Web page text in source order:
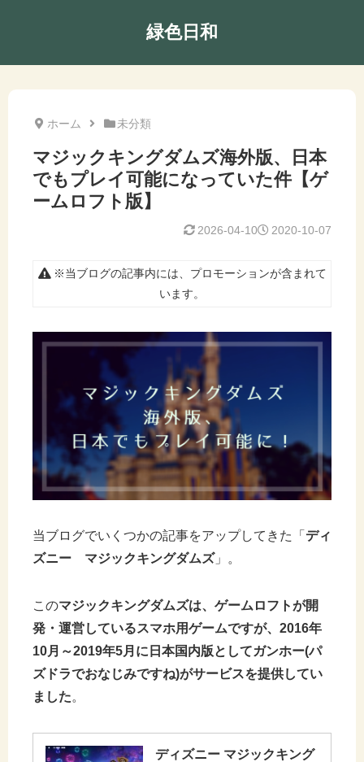
緑色日和
ホーム 未分類
マジックキングダムズ海外版、日本
でもプレイ可能になっていた件【ゲ
ームロフト版】
2020-10-07
2026-04-10
※当ブログの記事内には、プロモーションが含まれて
います。
当ブログでいくつかの記事をアップしてきた「 ディ
ズニー マジックキングダムズ」。
このマジックキングダムズは、ゲームロフトが開
発・運営しているスマホ用ゲームですが、2016年
10月～2019年5月に日本国内版としてガンホー(パ
ズドラでおなじみですね)がサービスを提供してい
ました。
ディズニー マジックキング